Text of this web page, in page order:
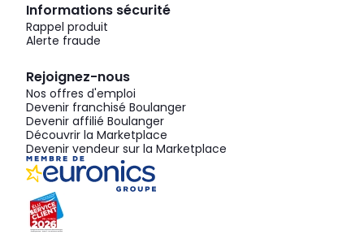
Informations sécurité
Rappel produit
Alerte fraude
Rejoignez-nous
Nos offres d'emploi
Devenir franchisé Boulanger
Devenir affilié Boulanger
Découvrir la Marketplace
Devenir vendeur sur la Marketplace